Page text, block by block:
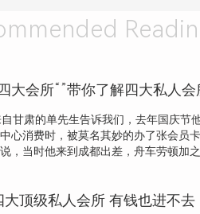
大会所“”带你了解四大私人
甘肃的单先生告诉我们，去年国庆节
心消费时，被莫名其妙的办了张会员
，当时他来到成都出差，舟车劳顿加
大顶级私人会所 有钱也进不去